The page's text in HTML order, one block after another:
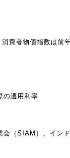
費者物価指数は前
の適用利率
会（SIAM）、イン